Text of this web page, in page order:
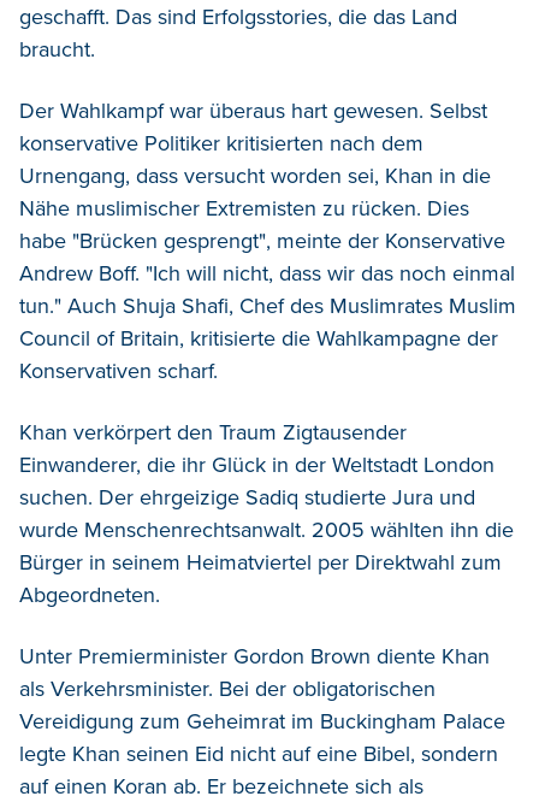
geschafft. Das sind Erfolgsstories, die das Land
braucht.
Der Wahlkampf war überaus hart gewesen. Selbst
konservative Politiker kritisierten nach dem
Urnengang, dass versucht worden sei, Khan in die
Nähe muslimischer Extremisten zu rücken. Dies
habe "Brücken gesprengt", meinte der Konservative
Andrew Boff. "Ich will nicht, dass wir das noch einmal
tun." Auch Shuja Shafi, Chef des Muslimrates Muslim
Council of Britain, kritisierte die Wahlkampagne der
Konservativen scharf.
Khan verkörpert den Traum Zigtausender
Einwanderer, die ihr Glück in der Weltstadt London
suchen. Der ehrgeizige Sadiq studierte Jura und
wurde Menschenrechtsanwalt. 2005 wählten ihn die
Bürger in seinem Heimatviertel per Direktwahl zum
Abgeordneten.
Unter Premierminister Gordon Brown diente Khan
als Verkehrsminister. Bei der obligatorischen
Vereidigung zum Geheimrat im Buckingham Palace
legte Khan seinen Eid nicht auf eine Bibel, sondern
auf einen Koran ab. Er bezeichnete sich als